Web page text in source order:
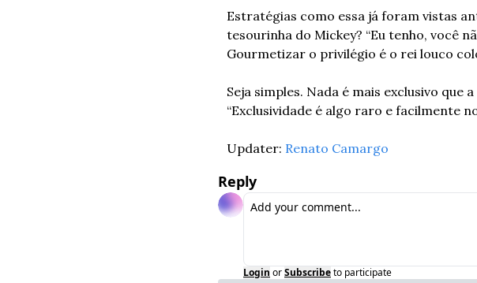
Estratégias como essa já foram vistas
tesourinha do Mickey? “Eu tenho, você
Gourmetizar o privilégio é o rei louco
Seja simples. Nada é mais exclusivo que
“Exclusividade é algo raro e facilmente
Updater: Renato Camargo
Reply
Login orSubscribeto participate